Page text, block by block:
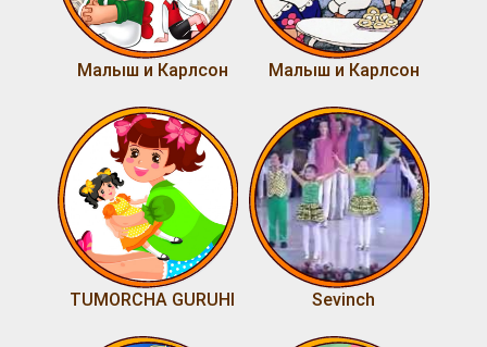
Малыш и Карлсон Малыш и Карлсон
TUMORCHA GURUHI Sevinch